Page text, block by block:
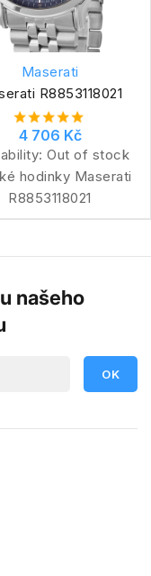
Maserati
R8853118021
4 706 Kč
Out of stock
hodinky Maserati
R8853118021
našeho